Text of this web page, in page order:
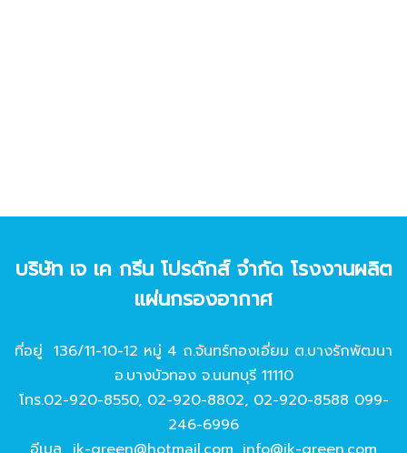
บริษัท เจ เค กรีน โปรดักส์ จํากัด โรงงานผลิต
แผ่นกรองอากาศ
ที่อยู่ 136/11-10-12 หมู่ 4 ถ.จันทร์ทองเอี่ยม ต.บางรักพัฒนา
อ.บางบัวทอง จ.นนทบุรี 11110
โทร.02-920-8550, 02-920-8802, 02-920-8588 099-
246-6996